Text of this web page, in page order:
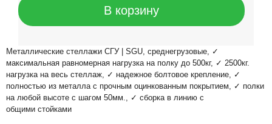
В корзину
Металлические стеллажи СГУ | SGU, среднегрузовые, ✓
максимальная равномерная нагрузка на полку до 500кг, ✓ 2500кг.
нагрузка на весь стеллаж, ✓ надежное болтовое крепление, ✓
полностью из металла с прочным оцинкованным покрытием, ✓ полки
на любой высоте с шагом 50мм., ✓ сборка в линию с
общими стойками